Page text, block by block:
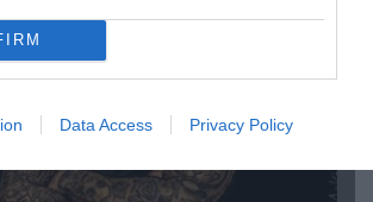
Data Access Privacy Policy